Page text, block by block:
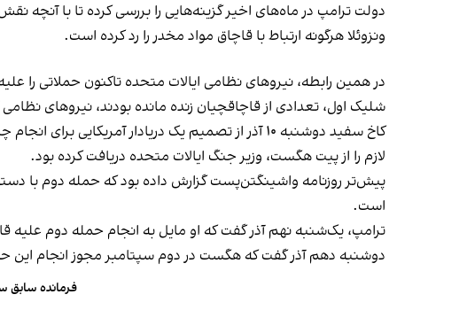
دولت ترامپ در ماه‌های اخیر گزینه‌هایی را بررسی کرده تا با
ونزوئلا هرگونه ارتباط با قاچاق مواد مخدر را رد کرده است.
در همین رابطه، نیروهای نظامی ایالات متحده تاکنون حملاتی را
شلیک اول، تعدادی از قاچاقچیان زنده مانده بودند، نیروهای
کاخ سفید دوشنبه ۱۰ آذر از تصمیم یک دریادار آمریکایی برای انجام چندین حمله علیه یک قایق ونزوئلایی مظنون به قاچاق مواد مخدر در ماه سپتامبر
لازم را از پیت هگست، وزیر جنگ ایالات متحده دریافت کرده بود.
پیش‌تر روزنامه واشینگتن‌پست گزارش داده بود که حمله دوم با
است.
ترامپ، یک‌شنبه نهم آذر گفت که او مایل به انجام حمله دوم علیه
دوشنبه دهم آذر گفت که هگست در دوم سپتامبر مجوز انجام این
فرمانده سابق